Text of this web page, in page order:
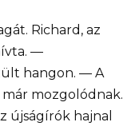
Richard, az
—
hangon. — A
mozgolódnak.
újságírók hajnal